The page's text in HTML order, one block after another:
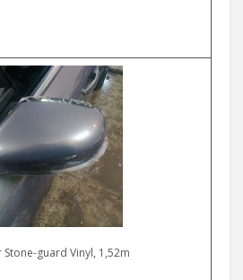
guard Vinyl, 1,52m